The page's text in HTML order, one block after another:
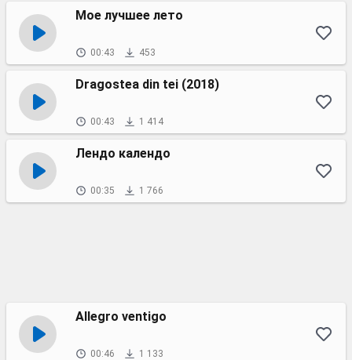
Мое лучшее лето
00:43 453
Dragostea din tei (2018)
00:43 1 414
Лендо календо
00:35 1 766
Allegro ventigo
00:46 1 133